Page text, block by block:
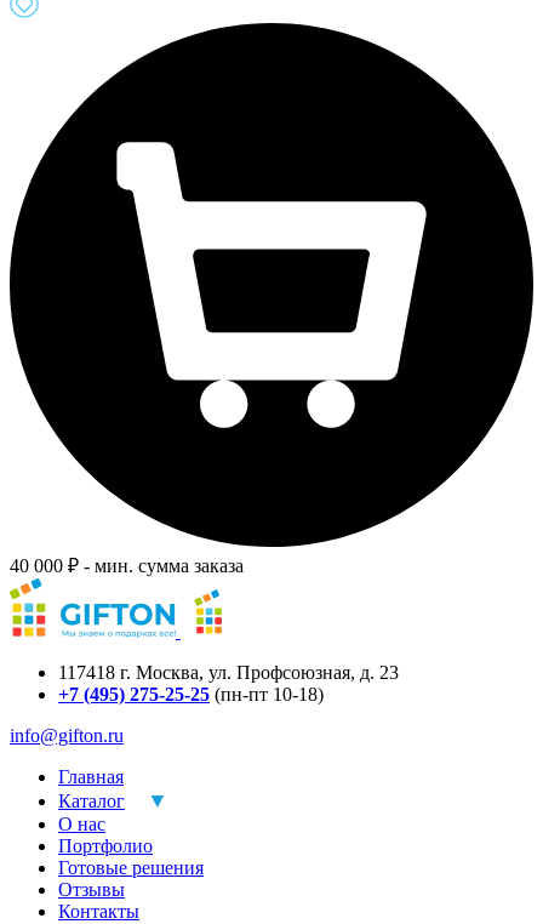
40 000 ₽ - мин. сумма заказа
117418 г. Москва, ул. Профсоюзная, д. 23
+7 (495) 275-25-25 (пн-пт 10-18)
info@gifton.ru
Главная
Каталог
О нас
Портфолио
Готовые решения
Отзывы
Контакты